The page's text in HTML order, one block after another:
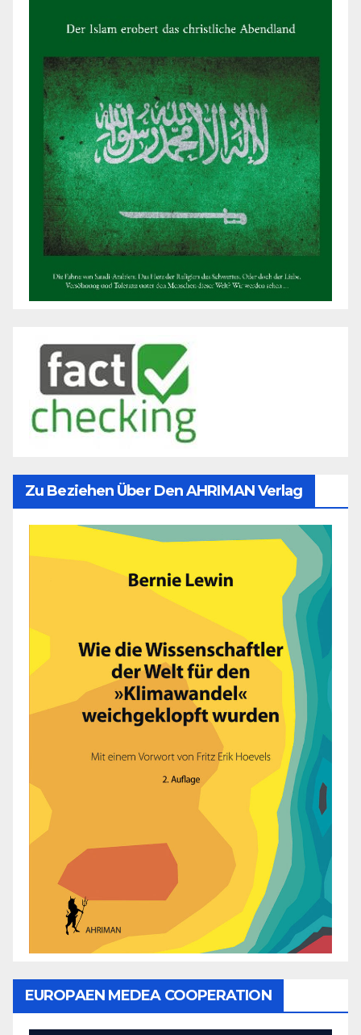
Zu Beziehen Über Den AHRIMAN Verlag
EUROPAEN MEDEA COOPERATION